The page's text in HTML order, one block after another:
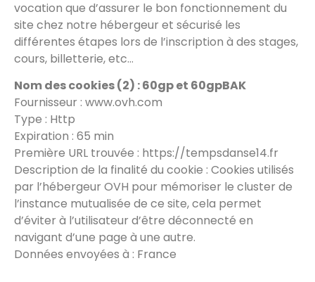
vocation que d’assurer le bon fonctionnement du
site chez notre hébergeur et sécurisé les
différentes étapes lors de l’inscription à des stages,
cours, billetterie, etc…
Nom des cookies (2) : 60gp et 60gpBAK
Fournisseur : www.ovh.com
Type : Http
Expiration : 65 min
Première URL trouvée : https://tempsdanse14.fr
Description de la finalité du cookie : Cookies utilisés
par l’hébergeur OVH pour mémoriser le cluster de
l’instance mutualisée de ce site, cela permet
d’éviter à l’utilisateur d’être déconnecté en
navigant d’une page à une autre.
Données envoyées à : France